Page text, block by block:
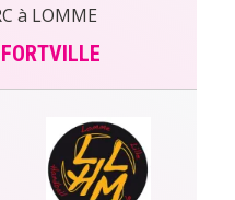
à LOMME